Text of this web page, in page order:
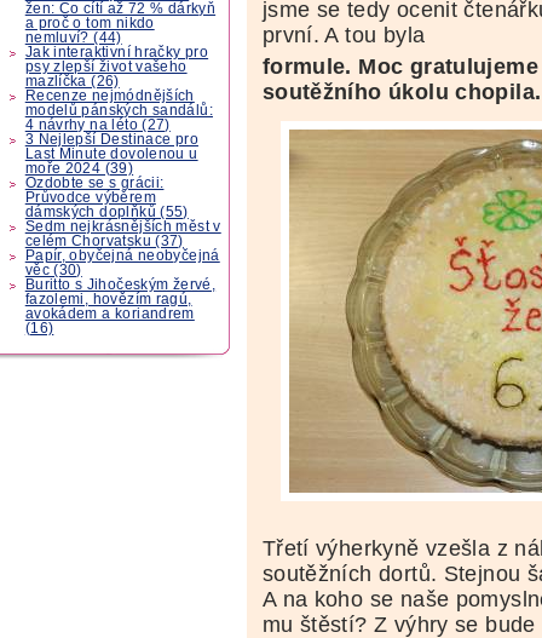
žen: Co cítí až 72 % dárkyň
a proč o tom nikdo
nemluví? (44)
Jak interaktivní hračky pro
psy zlepší život vašeho
mazlíčka (26)
Recenze nejmódnějších
modelů pánských sandálů:
4 návrhy na léto (27)
3 Nejlepší Destinace pro
Last Minute dovolenou u
moře 2024 (39)
Ozdobte se s grácii:
Průvodce výběrem
dámských doplňků (55)
Sedm nejkrásnějších měst v
celém Chorvatsku (37)
Papír, obyčejná neobyčejná
věc (30)
Buritto s Jihočeským žervé,
fazolemi, hovězím ragú,
avokádem a koriandrem
(16)
jsme se tedy ocenit
první. A tou byla
formule. Moc
soutěžního úkolu chopila.
Třetí výherkyně vzešla z
soutěžních dortů. Stejnou
A na koho se naše
mu štěstí? Z výhry se bude